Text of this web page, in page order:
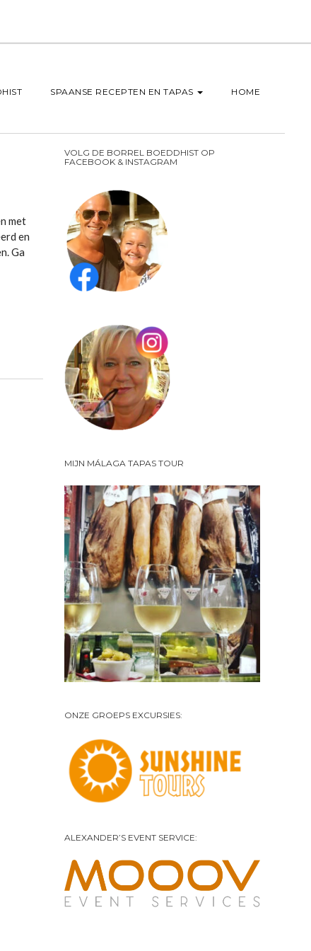
SPAANSE RECEPTEN EN TAPAS HOME
met
en
Ga
VOLG DE BORREL BOEDDHIST OP
FACEBOOK & INSTAGRAM
MIJN MÁLAGA TAPAS TOUR
ONZE GROEPS EXCURSIES:
ALEXANDER’S EVENT SERVICE: